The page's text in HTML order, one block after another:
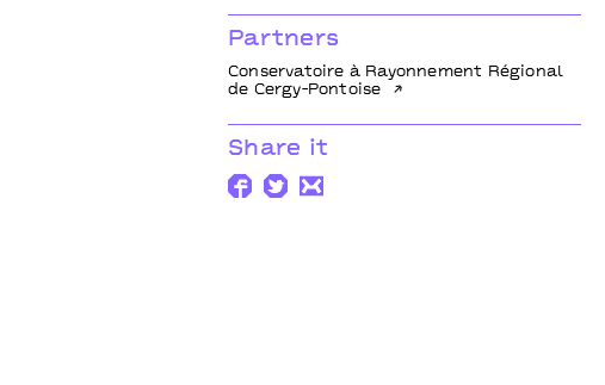
Partners
Conservatoire à Rayonnement Régional
de Cergy-Pontoise
Share it